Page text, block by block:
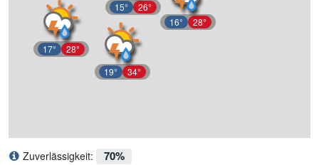
17° 28°
15° 26°
19° 34°
16° 28°
Zuverlässigkeit: 70%